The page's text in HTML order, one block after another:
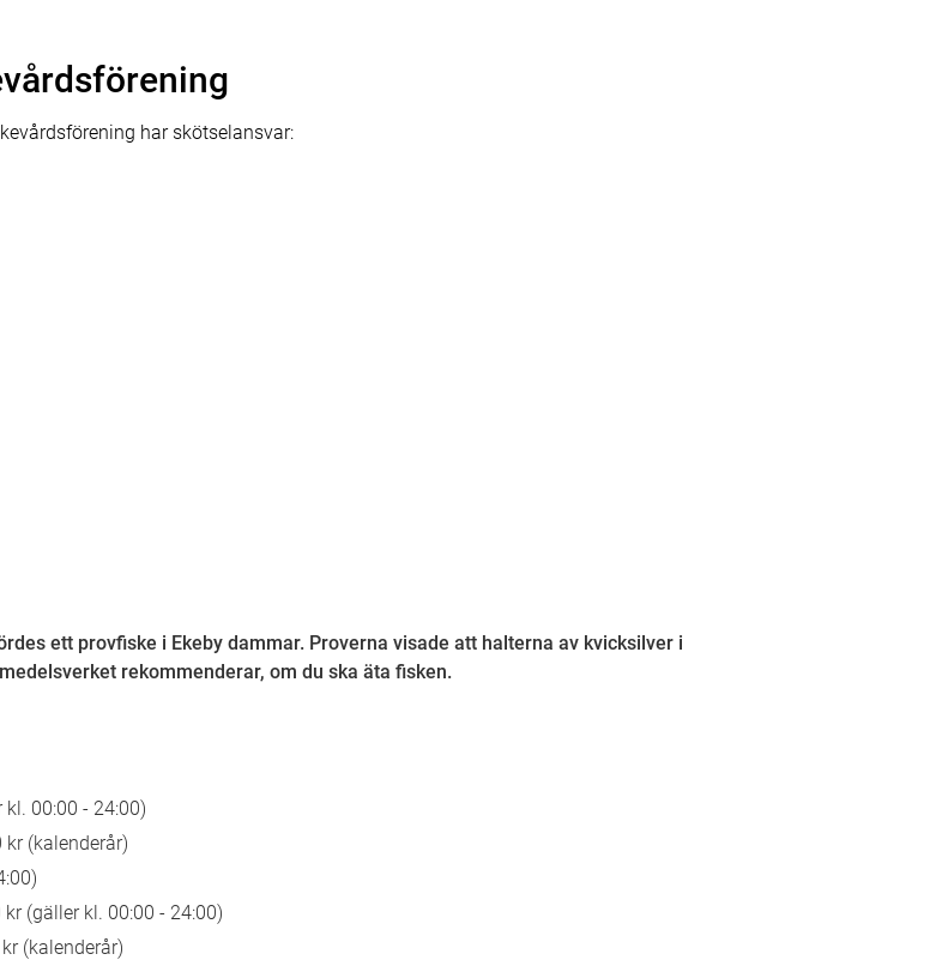
har skötselansvar:
ett provfiske i Ekeby dammar. Proverna visade att halterna av kvicksilver i
rekommenderar, om du ska äta fisken.
00:00 - 24:00)
(kalenderår)
(gäller kl. 00:00 - 24:00)
(kalenderår)